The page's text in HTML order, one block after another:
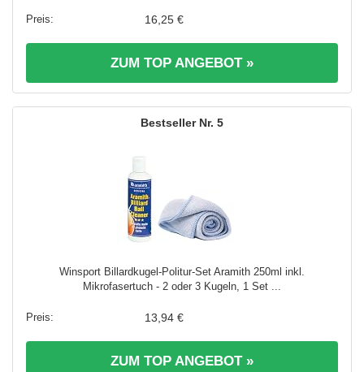
16,25 €
ZUM TOP ANGEBOT »
5
Winsport Billardkugel-Politur-Set Aramith 250ml inkl.
Mikrofasertuch - 2 oder 3 Kugeln, 1 Set ...
13,94 €
ZUM TOP ANGEBOT »